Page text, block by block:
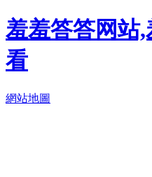
羞羞答答网站
看
網站地圖